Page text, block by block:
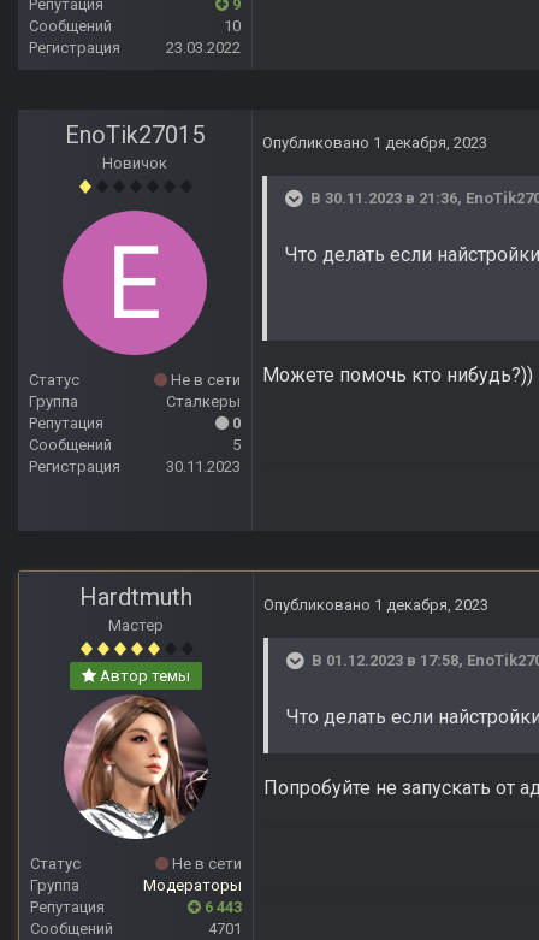
Репутация
9
Сообщений
10
Регистрация
23.03.2022
EnoTik27015
Новичок
Статус
Не в сети
Группа
Сталкеры
Репутация
0
Сообщений
5
Регистрация
30.11.2023
Опубликовано 1 декабря, 2023
В 30.11.2023 в 21:36,
Что делать если
Можете помочь кто нибудь?))
Hardtmuth
Мастер
Автор темы
Статус
Не в сети
Группа
Модераторы
Репутация
6 443
Сообщений
4701
Опубликовано 1 декабря, 2023
В 01.12.2023 в 17:58,
Что делать если
Попробуйте не запускать от